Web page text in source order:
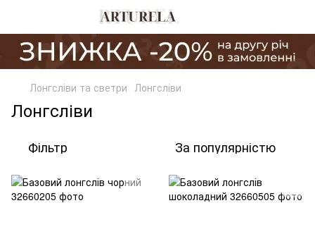
Лонгсліви та светри Лонгсліви
Лонгсліви
Фільтр За популярністю